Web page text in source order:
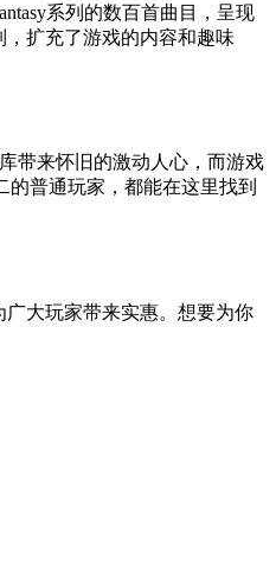
系列的数百首曲目，呈现
，扩充了游戏的内容和趣味
库带来怀旧的激动人心，而游戏
普通玩家，都能在这里找到
广大玩家带来实惠。想要为你